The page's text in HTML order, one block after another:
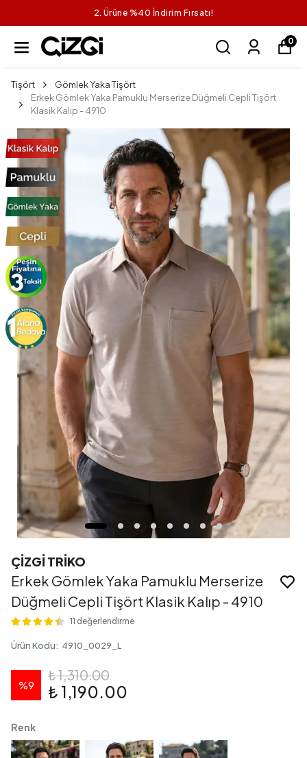
2. Ürüne %40 İndirim Fırsatı!
0
Tişört
Gömlek Yaka Tişört
Erkek Gömlek Yaka Pamuklu Merserize Düğmeli Cepli Tişört
Klasik Kalıp - 4910
ÇİZGİ TRİKO
Erkek Gömlek Yaka Pamuklu Merserize
Düğmeli Cepli Tişört Klasik Kalıp - 4910
11 değerlendirme
Ürün Kodu: 4910_0029_L
%9
₺ 1,310.00
₺ 1,190.00
Renk